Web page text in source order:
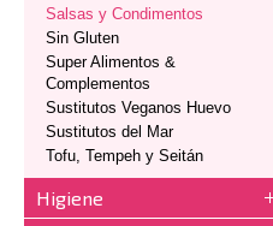
Salsas y Condimentos
Sin Gluten
Super Alimentos &
Complementos
Sustitutos Veganos Huevo
Sustitutos del Mar
Tofu, Tempeh y Seitán
Higiene